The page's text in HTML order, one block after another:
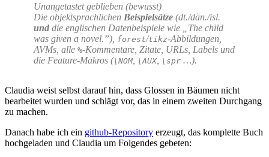
Unangetastet geblieben (bewusst)
Die objektsprachlichen Beispielsätze (dt./dän./isl.
und die englischen Datenbeispiele wie
„The child
was given a novel.”), forest/tikz-Abbildungen,
AVMs, alle %-Kommentare, Zitate, URLs, Labels und
die Feature-Makros (\NOM \AUX \spr …).
Claudia weist selbst darauf hin, dass Glossen in Bäumen nicht
bearbeitet wurden und schlägt vor, das in einem zweiten Durchgang
zu machen.
Danach habe ich ein github-Repository erzeugt, das komplette Buch
hochgeladen und Claudia um Folgendes gebeten: